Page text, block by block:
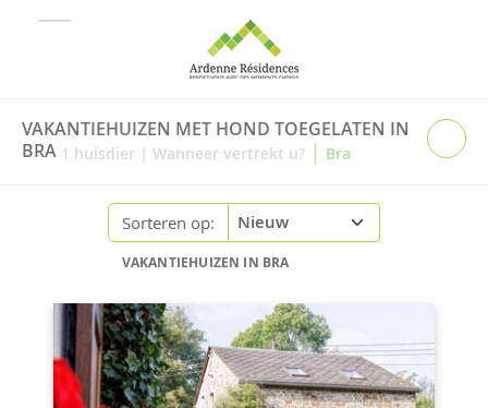
VAKANTIEHUIZEN MET HOND TOEGELATEN IN
BRA 1 huisdier | Wanneer vertrekt u? | Bra
Sorteren op:
VAKANTIEHUIZEN IN BRA